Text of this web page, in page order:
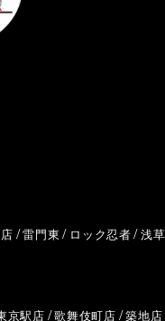
雷門東 ロック忍者 浅
京駅店 歌舞伎町店 築地店